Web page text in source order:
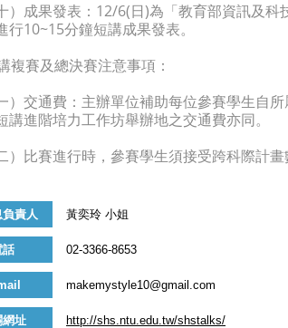
十）成果發表：12/6(日)為「教育部資訊及
行10~15分鐘短講成果發表。
複賽及總決賽注意事項：
一）交通費：主辦單位補助每位參賽學生自
講進階培力工作坊舉辦地之交通費亦同。
）比賽進行時，參賽學生須接受跨科際計畫
責人 黃奕玲 小姐
話 02-3366-8653
makemystyle10@gmail.com
網址 http://shs.ntu.edu.tw/shstalks/